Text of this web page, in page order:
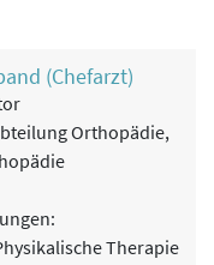
(Chefarzt)
Orthopädie,
Therapie